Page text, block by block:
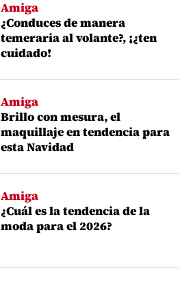
Amiga
¿Conduces de manera
temeraria al volante?, ¡¿ten
cuidado!
Amiga
Brillo con mesura, el
maquillaje en tendencia para
esta Navidad
Amiga
¿Cuál es la tendencia de la
moda para el 2026?